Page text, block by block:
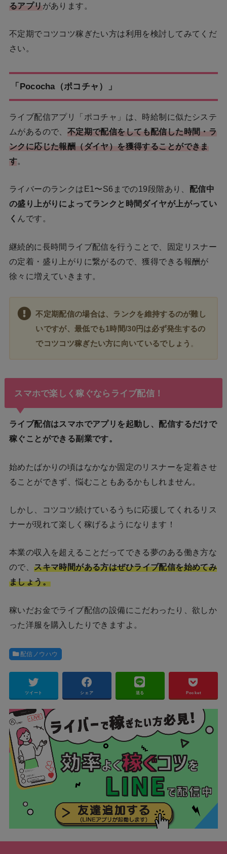
るアプリ があります。
不定期でコツコツ稼ぎたい方は利用を検討してみてくだ
さい。
「Pococha（ポコチャ）」
ライブ配信アプリ「ポコチャ」は、時給制に似たシステ
ムがあるので、 不定期で配信をしても配信した時間・ラ
ンクに応じた報酬（ダイヤ）を獲得することができま
す。
ライバーのランクはE1〜S6までの19段階あり、 配信中
の盛り上がりによってランクと時間ダイヤが上がってい
く んです。
継続的に長時間ライブ配信を行うことで、固定リスナー
の定着・盛り上がりに繋がるので、獲得できる報酬が
徐々に増えていきます。
不定期配信の場合は、ランクを維持するのが難し
いですが、最低でも1時間/30円は必ず発生するの
でコツコツ稼ぎたい方に向いているでしょう 。
スマホで楽しく稼ぐならライブ配信！
ライブ配信はスマホでアプリを起動し、配信するだけで
稼ぐことができる副業です。
始めたばかりの頃はなかなか固定のリスナーを定着させ
ることができず、悩むこともあるかもしれません。
しかし、コツコツ続けているうちに応援してくれるリス
ナーが現れて楽しく稼げるようになります！
本業の収入を超えることだってできる夢のある働き方な
ので、スキマ時間がある方はぜひライブ配信を始めてみ
ましょう。
稼いだお金でライブ配信の設備にこだわったり、欲しか
った洋服を購入したりできますよ。
配信ノウハウ
ツイート シェア 送る Pocket